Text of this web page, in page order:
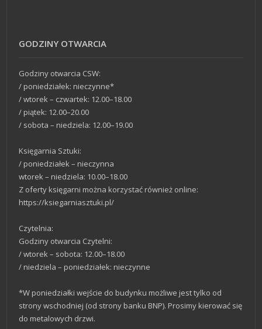
GODZINY OTWARCIA
Godziny otwarcia CSW:
/ poniedziałek: nieczynne*
/ wtorek – czwartek: 12.00–18.00
/ piątek: 12.00–20.00
/ sobota – niedziela: 12.00–19.00
Księgarnia Sztuki:
/ poniedziałek – nieczynna
wtorek – niedziela: 10.00–18.00
Z oferty księgarni można korzystać również online:
https://ksiegarniasztuki.pl/
Czytelnia:
Godziny otwarcia Czytelni:
/ wtorek – sobota: 12.00–18.00
/ niedziela – poniedziałek: nieczynne
*W poniedziałki wejście do budynku możliwe jest tylko od
strony wschodniej (od strony banku BNP). Prosimy kierować się
do metalowych drzwi.